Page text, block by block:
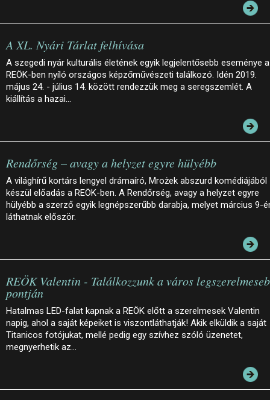
A XL. Nyári Tárlat felhívása
A szegedi nyár kulturális életének egyik legjelentősebb eseménye a
REÖK-ben nyíló országos képzőművészeti találkozó. Idén 2019.
május 24. - július 14. között rendezzük meg a seregszemlét. A
kiállítás a hazai…
Rendőrség – avagy a helyzet egyre hülyébb
A világhírű kortárs lengyel drámaíró, Mrożek abszurd komédiájából
készül előadás a REÖK-ben. A Rendőrség, avagy a helyzet egyre
hülyébb a szerző egyik legnépszerűbb darabja, melyet március 9-
láthatnak először.
REÖK Valentin - Találkozzunk a város
pontján
Hatalmas LED-falat kapnak a REÖK előtt a szerelmesek Valentin
napig, ahol a saját képeiket is viszontláthatják! Akik elküldik a saját
Titanicos fotójukat, mellé pedig egy szívhez szóló üzenetet,
megnyerhetik az…